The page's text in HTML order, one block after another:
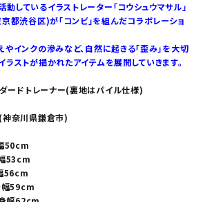
しているイラストレーター「コウシュウマサル」
都渋谷区)が「コンビ」を組んだコラボレーショ
やインクの滲みなど、自然に起きる「歪み」を大切
ラストが描かれたアイテムを展開していきます。
ードトレーナー(裏地はパイル仕様)
神奈川県鎌倉市)
50cm
53cm
56cm
59cm